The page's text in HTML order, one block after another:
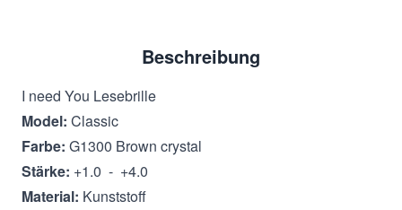
Beschreibung
I need You Lesebrille
Model: Classic
Farbe: G1300 Brown crystal
Stärke: +1.0 - +4.0
Material: Kunststoff